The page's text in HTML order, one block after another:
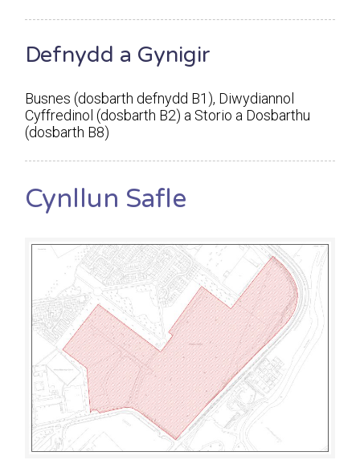
Defnydd a Gynigir
Busnes (dosbarth defnydd B1), Diwydiannol
Cyffredinol (dosbarth B2) a Storio a Dosbarthu
(dosbarth B8)
Cynllun Safle